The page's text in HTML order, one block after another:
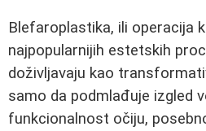
Blefaroplastika, ili operacija
najpopularnijih estetskih
doživljavaju kao
samo da podmlađuje izgled
funkcionalnost očiju,